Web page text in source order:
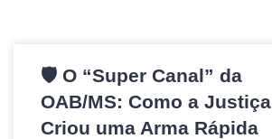
🛡️ O “Super Canal” da
OAB/MS: Como a Justiça
Criou uma Arma Rápida